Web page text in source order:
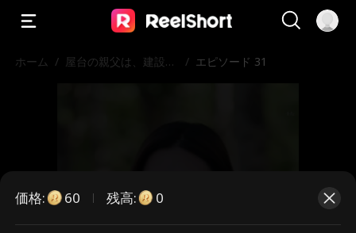
ホーム / 屋台の親父は、建設王
/ エピソード 31
価格: 60 残高: 0